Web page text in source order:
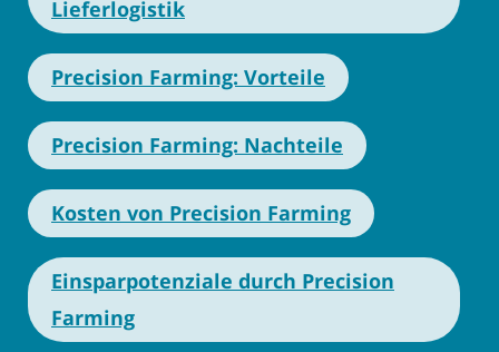
Lieferlogistik
Precision Farming: Vorteile
Precision Farming: Nachteile
Kosten von Precision Farming
Einsparpotenziale durch Precision
Farming